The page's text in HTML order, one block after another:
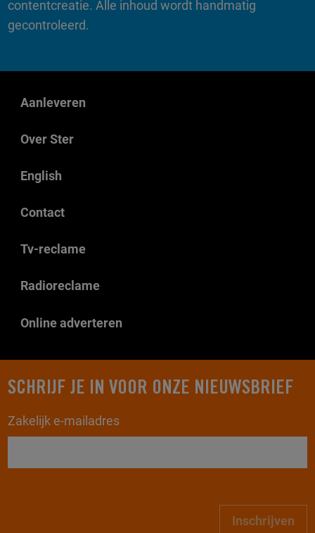
contentcreatie. Alle inhoud wordt handmatig
gecontroleerd.
Aanleveren
Over Ster
English
Contact
Tv-reclame
Radioreclame
Online adverteren
SCHRIJF JE IN VOOR ONZE NIEUWSBRIEF
Zakelijk e-mailadres
Inschrijven